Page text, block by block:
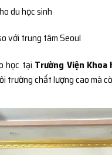
du học sinh
với trung tâm Seoul
học tại Trường Viện Khoa
trường chất lượng cao mà